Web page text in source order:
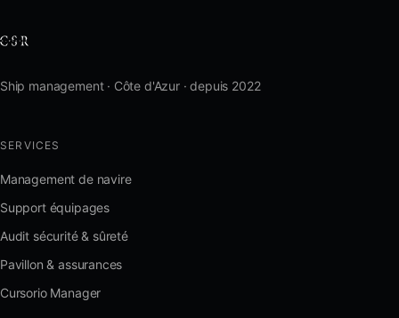
Ship management · Côte d'Azur · depuis 2022
SERVICES
Management de navire
Support équipages
Audit sécurité & sûreté
Pavillon & assurances
Cursorio Manager